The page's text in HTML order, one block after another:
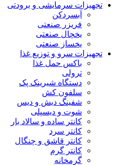
تجهیزات سرمایشی و برودتی
آبسردکن
فریزر صنعتی
یخچال صنعتی
یخساز صنعتی
تجهیزات سرو و توزیع غذا
باکس حمل غذا
ترولی
دستگاه شیرینک پک
سلفون کش
شفینگ دیش و دیس
شوت و دیسپلی
کانتر ساده و سالاد بار
کانتر سرد
کانتر قاشق و چنگال
کانتر گرم
گرمخانه